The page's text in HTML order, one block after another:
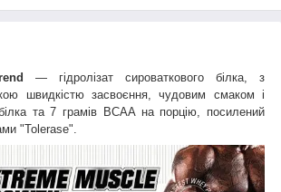
— гідролізат сироваткового білка, з
швидкістю засвоєння, чудовим смаком і
та 7 грамів BCAA на порцію, посилений
"Tolerase".